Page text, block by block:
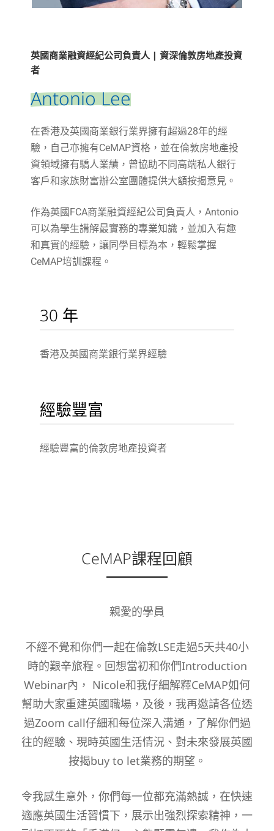
英國商業融資經紀公司負責人 | 資深倫敦房地產投資
者
Antonio Lee
在香港及英國商業銀行業界擁有超過28年的經
驗，自己亦擁有CeMAP資格，並在倫敦房地產投
資領域擁有驕人業績，曾協助不同高端私人銀行
客戶和家族財富辦公室團體提供大額按揭意見。
作為英國FCA商業融資經紀公司負責人，Antonio
可以為學生講解最實務的專業知識，並加入有趣
和真實的經驗，讓同學目標為本，輕鬆掌握
CeMAP培訓課程。
30 年
香港及英國商業銀行業界經驗
經驗豐富
經驗豐富的倫敦房地產投資者
CeMAP課程回顧
親愛的學員
不經不覺和你們一起在倫敦LSE走過5天共40小
時的艱辛旅程。回想當初和你們Introduction
Webinar內， Nicole和我仔細解釋CeMAP如何
幫助大家重建英國職場，及後，我再邀請各位透
過Zoom call仔細和每位深入溝通，了解你們過
往的經驗、現時英國生活情況、對未來發展英國
按揭buy to let業務的期望。
令我感生意外，你們每一位都充滿熱誠，在快速
適應英國生活習慣下，展示出強烈探索精神，一